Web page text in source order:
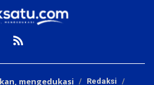
mengedukasi Redaksi